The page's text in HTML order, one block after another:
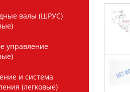
валы (ШРУС)
управление
и система
(легковые)